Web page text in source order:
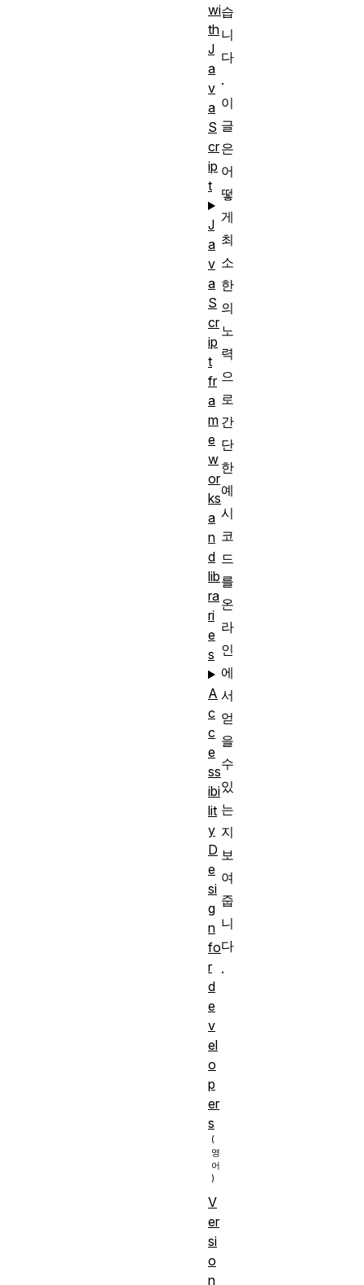
습
니
다
.
이
글
은
어
떻
게
최
소
한
의
노
력
으
로
간
단
한
예
시
코
드
를
온
라
인
에
서
얻
을
수
있
는
지
보
여
줍
니
다
.
wi
th
J
a
v
a
S
cr
ip
t
J
a
v
a
S
cr
ip
t
fr
a
m
e
w
or
ks
a
n
d
lib
ra
ri
e
s
A
c
c
e
ss
ibi
lit
y
D
e
si
g
n
fo
r
d
e
v
el
o
p
er
s
V
er
si
o
n